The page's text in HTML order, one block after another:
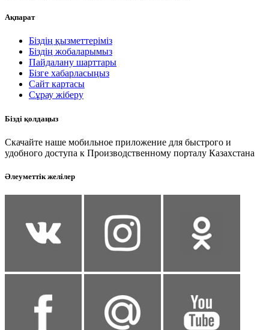
Ақпарат
Біздің қызметтеріміз
Біздің жобаларымыз
Пайдалану шарттары
Бізге хабарласыңыз
Сайт картасы
Сұрау жіберу
Бізді қолдаңыз
Скачайте наше мобильное приложение для быстрого и
удобного доступа к Производственному порталу Казахстана
Әлеуметтік желілер